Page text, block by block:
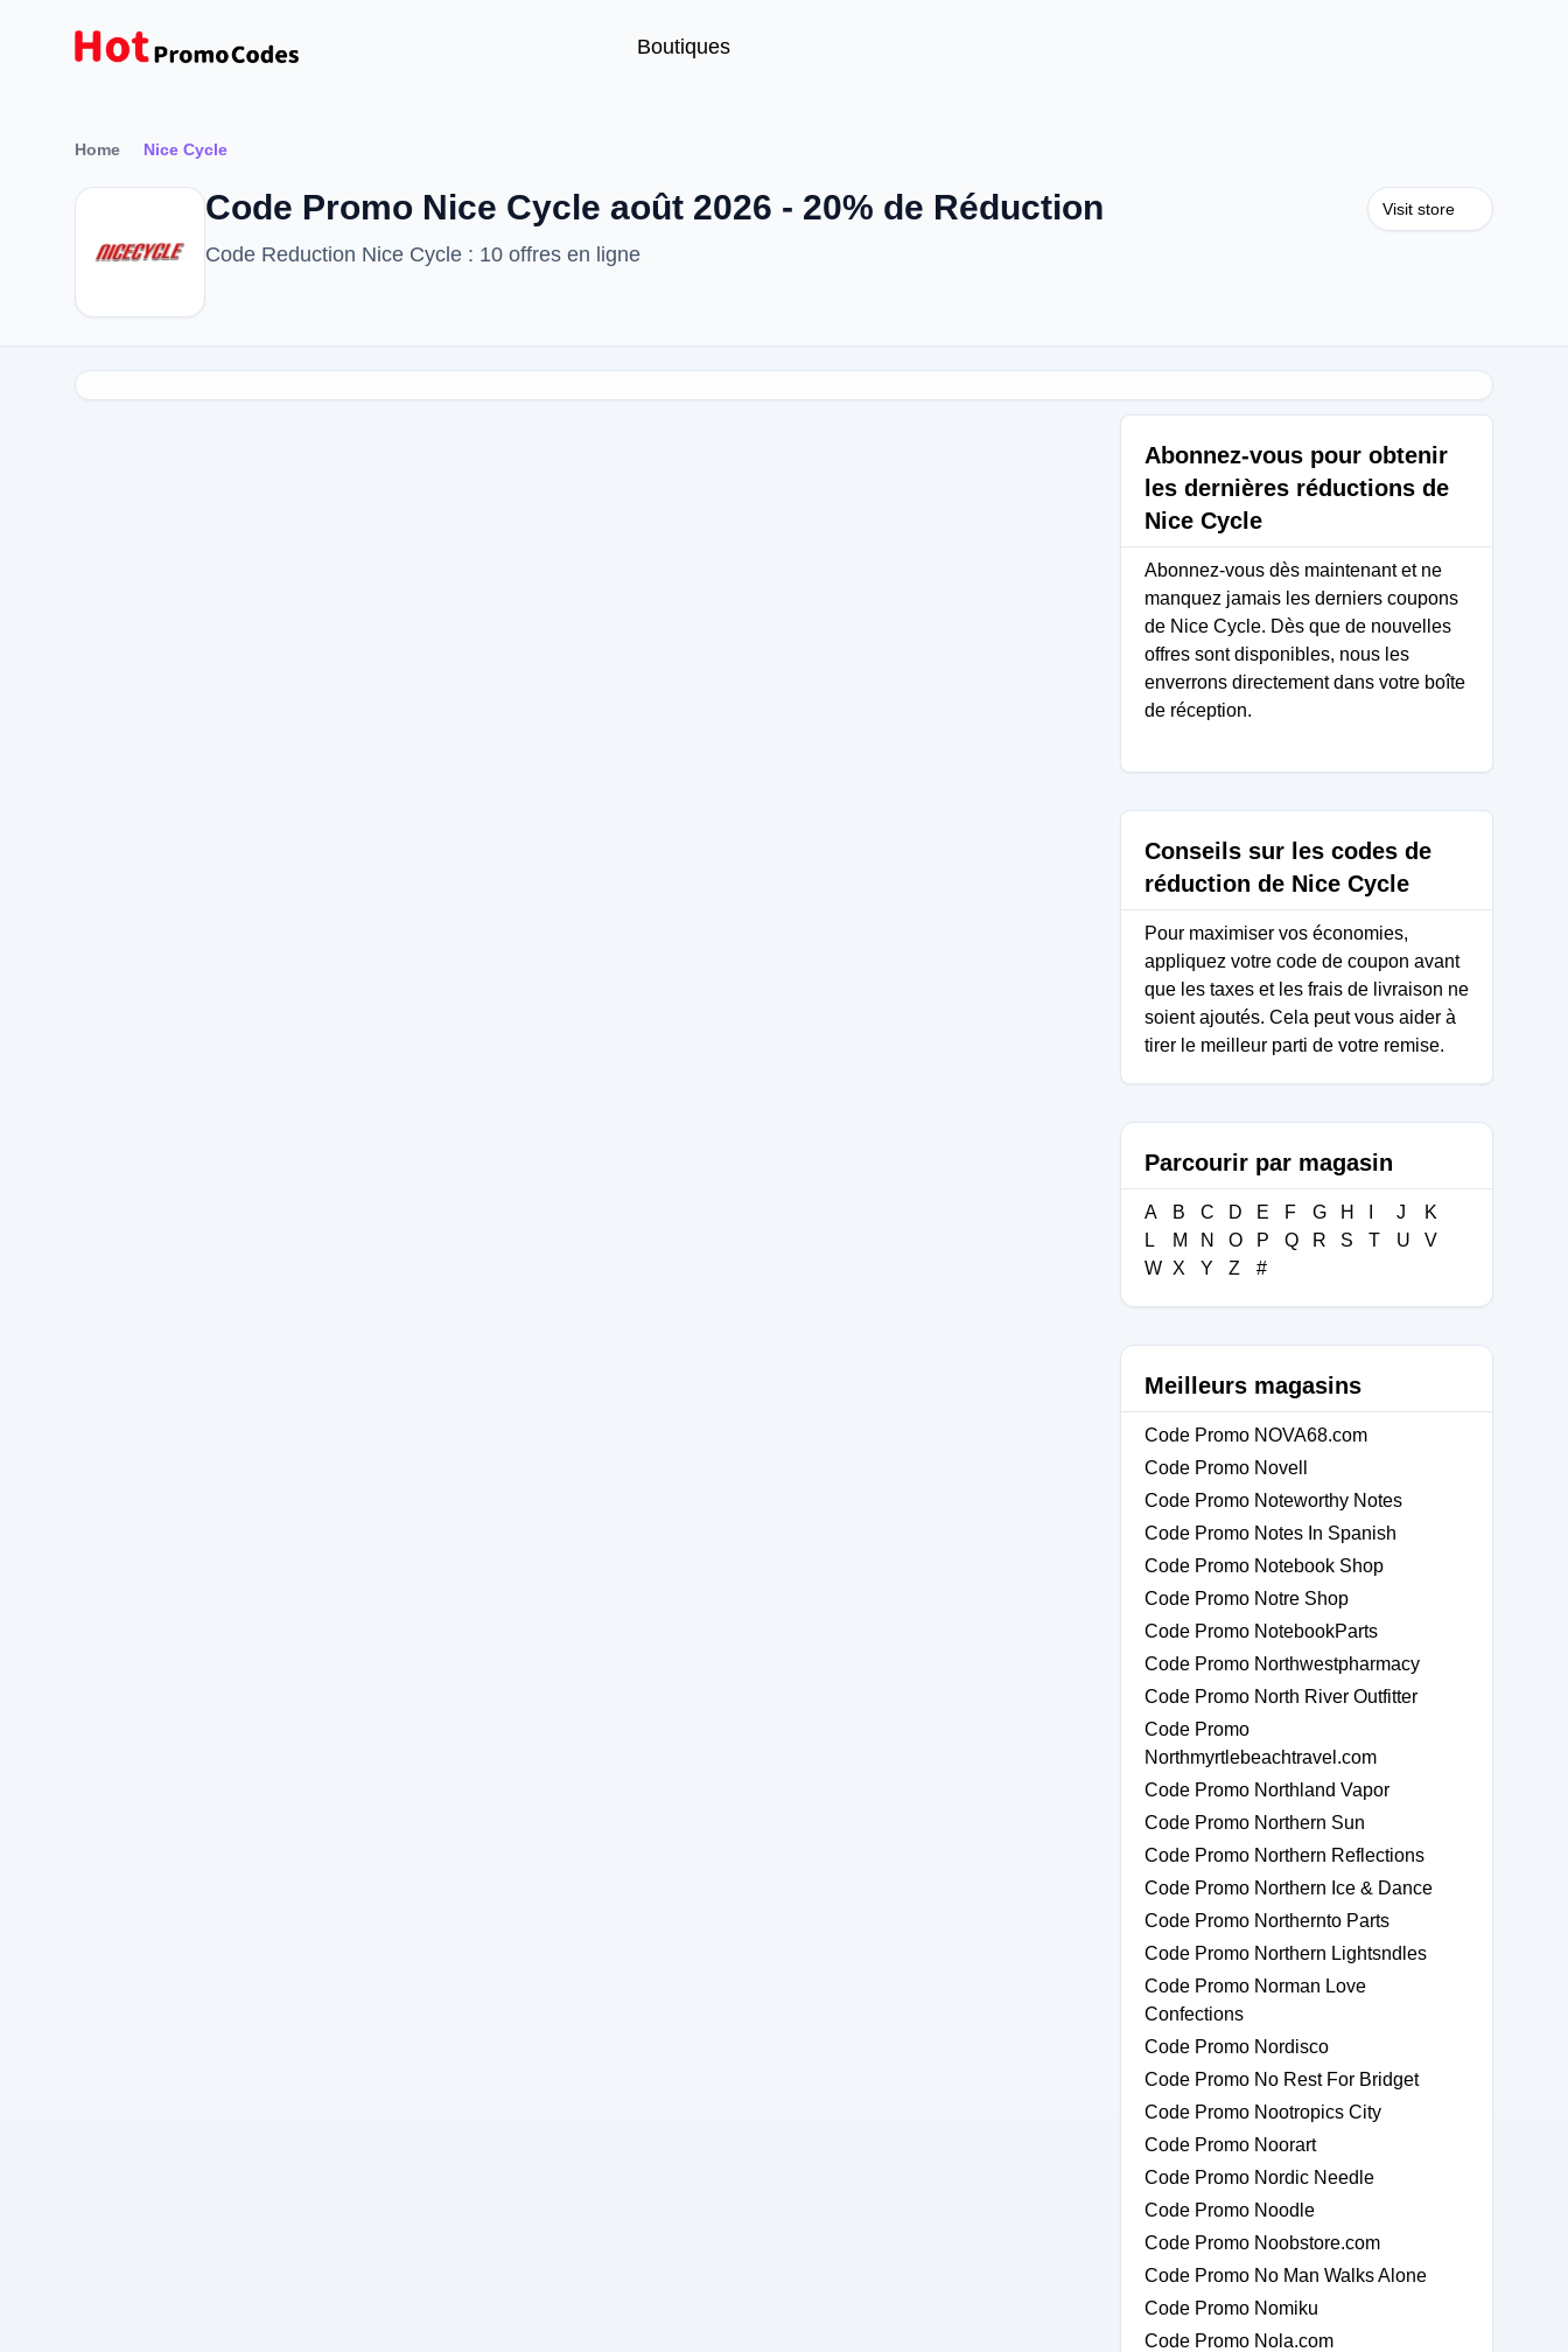
Boutiques
Home Nice Cycle
Code Promo Nice Cycle août 2026 - 20% de Réduction
Code Reduction Nice Cycle : 10 offres en ligne
Visit store
Abonnez-vous pour obtenir
les dernières réductions de
Nice Cycle
Abonnez-vous dès maintenant et ne
manquez jamais les derniers coupons
de Nice Cycle. Dès que de nouvelles
offres sont disponibles, nous les
enverrons directement dans votre boîte
de réception.
Conseils sur les codes de
réduction de Nice Cycle
Pour maximiser vos économies,
appliquez votre code de coupon avant
que les taxes et les frais de livraison ne
soient ajoutés. Cela peut vous aider à
tirer le meilleur parti de votre remise.
Parcourir par magasin
A B C D E F G H J
K
L
M N O P Q R S T U
V
W X Y Z #
Meilleurs magasins
Code Promo NOVA68.com
Code Promo Novell
Code Promo Noteworthy Notes
Code Promo Notes In Spanish
Code Promo Notebook Shop
Code Promo Notre Shop
Code Promo NotebookParts
Code Promo Northwestpharmacy
Code Promo North River Outfitter
Code Promo
Northmyrtlebeachtravel.com
Code Promo Northland Vapor
Code Promo Northern Sun
Code Promo Northern Reflections
Code Promo Northern Ice & Dance
Code Promo Northernto Parts
Code Promo Northern Lightsndles
Code Promo Norman Love
Confections
Code Promo Nordisco
Code Promo No Rest For Bridget
Code Promo Nootropics City
Code Promo Noorart
Code Promo Nordic Needle
Code Promo Noodle
Code Promo Noobstore.com
Code Promo No Man Walks Alone
Code Promo Nomiku
Code Promo Nola.com